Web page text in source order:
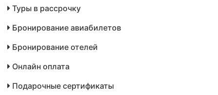
Туры в рассрочку
Бронирование авиабилетов
Бронирование отелей
Онлайн оплата
Подарочные сертификаты